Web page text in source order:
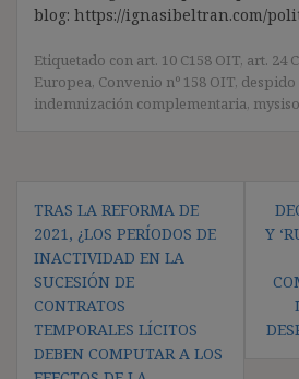
blog: https://ignasibeltran.com/
Etiquetado con art. 10 C158 OIT, art. 24
Europea, Convenio nº 158 OIT,
indemnización complementaria,
de
entradas
TRAS LA REFORMA DE
2021, ¿LOS PERÍODOS DE
INACTIVIDAD EN LA
SUCESIÓN DE
CONTRATOS
TEMPORALES LÍCITOS
DEBEN COMPUTAR A LOS
Y